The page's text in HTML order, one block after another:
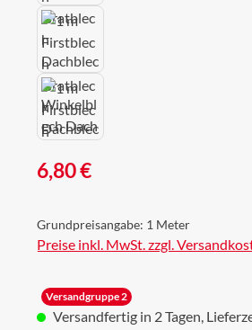
Regulärer Preis:
6,80 €
Grundpreisangabe: 1 Meter
Preise inkl. MwSt. zzgl.
Versandgruppe 2
Versandfertig in 2 Tagen,